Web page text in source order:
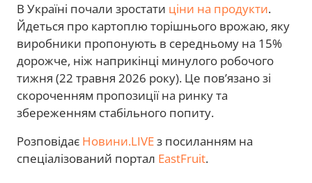
В Україні почали зростати ціни на продукти.
Йдеться про картоплю торішнього врожаю, яку
виробники пропонують в середньому на 15%
дорожче, ніж наприкінці минулого робочого
тижня (22 травня 2026 року). Це пов’язано зі
скороченням пропозиції на ринку та
збереженням стабільного попиту.
Розповідає Новини.LIVEз посиланням на
спеціалізований портал EastFruit.